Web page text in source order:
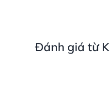
Đánh giá từ